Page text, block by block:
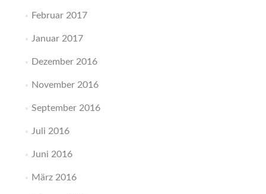
Februar 2017
Januar 2017
Dezember 2016
November 2016
September 2016
Juli 2016
Juni 2016
März 2016